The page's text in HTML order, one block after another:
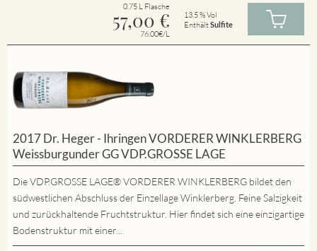
0.75 L Flasche
57,00 €
76.00€/L
13.5 % Vol
EnthältSulfite
2017 Dr. Heger - Ihringen VORDERER WINKLERBERG
Weissburgunder GG VDP.GROSSE LAGE
Die VDP.GROSSE LAGE® VORDERER WINKLERBERG bildet den
südwestlichen Abschluss der Einzellage Winklerberg. Feine Salzigkeit
und zurückhaltende Fruchtstruktur. Hier findet sich eine einzigartige
Bodenstruktur mit einer...